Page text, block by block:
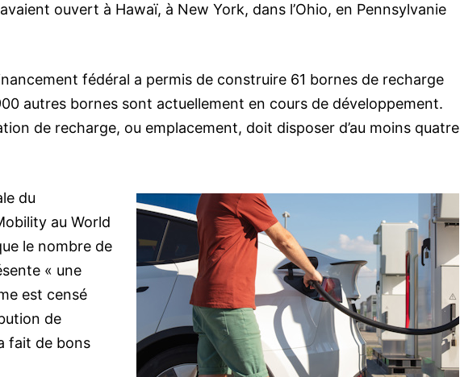
ouvert à Hawaï, à New York, dans l’Ohio, en Pennsylvanie
fédéral a permis de construire 61 bornes de recharge
autres bornes sont actuellement en cours de développement.
de recharge, ou emplacement, doit disposer d’au moins quatre
du
au World
le nombre de
« une
est censé
de
fait de bons